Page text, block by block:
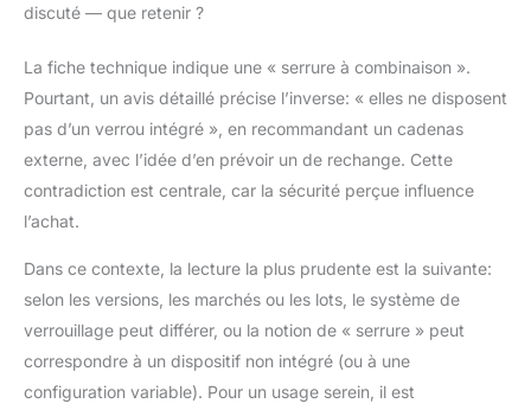
discuté — que retenir ?
La fiche technique indique une « serrure à combinaison ».
Pourtant, un avis détaillé précise l’inverse: « elles ne disposent
pas d’un verrou intégré », en recommandant un cadenas
externe, avec l’idée d’en prévoir un de rechange. Cette
contradiction est centrale, car la sécurité perçue influence
l’achat.
Dans ce contexte, la lecture la plus prudente est la suivante:
selon les versions, les marchés ou les lots, le système de
verrouillage peut différer, ou la notion de « serrure » peut
correspondre à un dispositif non intégré (ou à une
configuration variable). Pour un usage serein, il est